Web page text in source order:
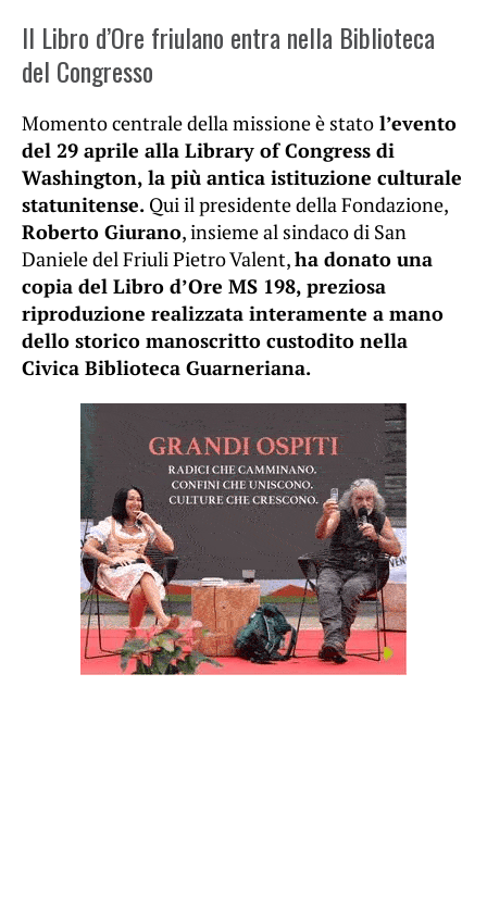
Il Libro d’Ore friulano entra nella Biblioteca
del Congresso
Momento centrale della missione è stato l’evento
del 29 aprile alla Library of Congress di
Washington, la più antica istituzione culturale
statunitense. Qui il presidente della Fondazione,
Roberto Giurano, insieme al sindaco di San
Daniele del Friuli Pietro Valent,ha donato una
copia del Libro d’Ore MS 198, preziosa
riproduzione realizzata interamente a mano
dello storico manoscritto custodito nella
Civica Biblioteca Guarneriana.